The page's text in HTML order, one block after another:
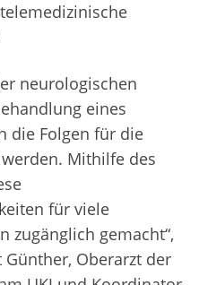
neurologischen
eines
die Folgen für die
Mithilfe des
für viele
zugänglich gemacht“,
Oberarzt der